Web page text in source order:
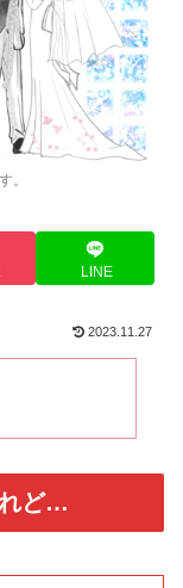
。
LINE
2023.11.27
ど…